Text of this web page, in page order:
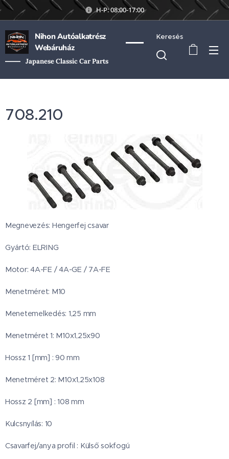
H-P: 08:00-17:00
Nihon Autóalkatrész
Webáruház
Japanese Classic Car Parts
Keresés
708.210
Megnevezés: Hengerfej csavar
Gyártó: ELRING
Motor: 4A-FE / 4A-GE / 7A-FE
Menetméret: M10
Menetemelkedés: 1,25 mm
Menetméret 1: M10x1,25x90
Hossz 1 [mm] : 90 mm
Menetméret 2: M10x1,25x108
Hossz 2 [mm] : 108 mm
Kulcsnyílás: 10
Csavarfej/anya profil : Külső sokfogú